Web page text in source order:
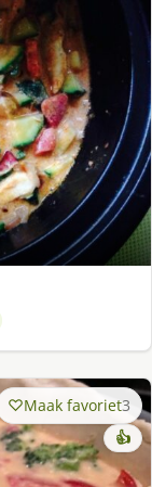
Maak favoriet3
👍